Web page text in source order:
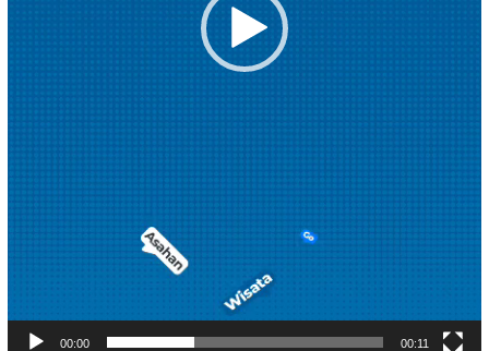
00:00 00:11